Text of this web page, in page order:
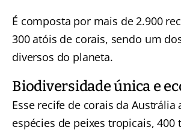
É composta por mais de 2.900
300 atóis de corais, sendo um
diversos do planeta.
Biodiversidade única e
Esse recife de corais da Austrália
espécies de peixes tropicais,